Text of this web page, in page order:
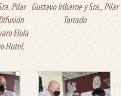
Pilar
Elola
Hotel.
Gustavo Iribarne y Sra., Pilar
Torrado